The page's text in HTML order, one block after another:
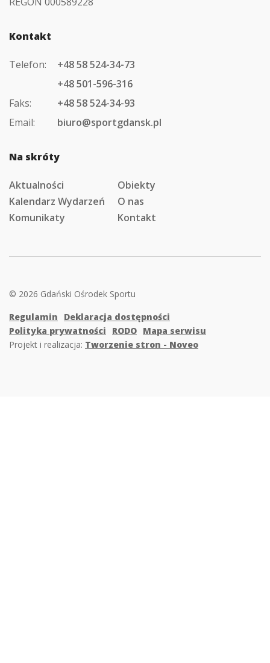
Kontakt
Telefon:
+48 58 524-34-73
+48 501-596-316
Faks:
+48 58 524-34-93
Email:
biuro@sportgdansk.pl
Na skróty
Aktualności
Obiekty
Kalendarz Wydarzeń
O nas
Komunikaty
Kontakt
© 2026 Gdański Ośrodek Sportu
Regulamin
Deklaracja dostępności
Polityka prywatności
RODO Mapa serwisu
Projekt i realizacja: Tworzenie stron - Noveo